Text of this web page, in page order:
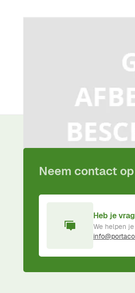
Actieve/passieve 4-kanaals
15:00besteld, vandaag
Neem contact
Heb je
We helpen